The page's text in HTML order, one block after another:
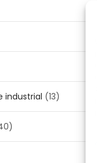
industrial (13)